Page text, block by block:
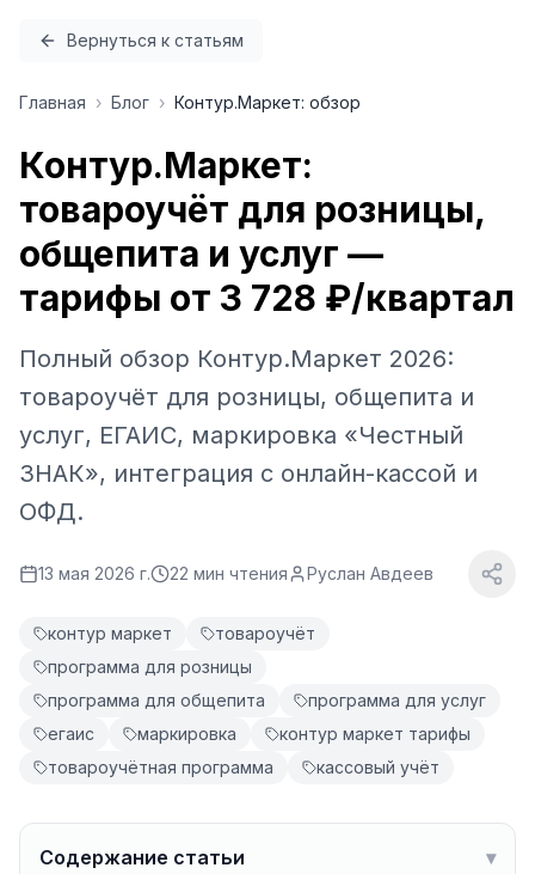
Вернуться к статьям
Главная › Блог › Контур.Маркет: обзор
Контур.Маркет:
товароучёт для розницы,
общепита и услуг —
тарифы от 3 728 ₽/квартал
Полный обзор Контур.Маркет 2026:
товароучёт для розницы, общепита и
услуг, ЕГАИС, маркировка «Честный
ЗНАК», интеграция с онлайн-кассой и
ОФД.
13 мая 2026 г. 22 мин чтения Руслан Авдеев
контур маркет
товароучёт
программа для розницы
программа для общепита
программа для услуг
егаис
маркировка
контур маркет тарифы
товароучётная программа
кассовый учёт
Содержание статьи ▾